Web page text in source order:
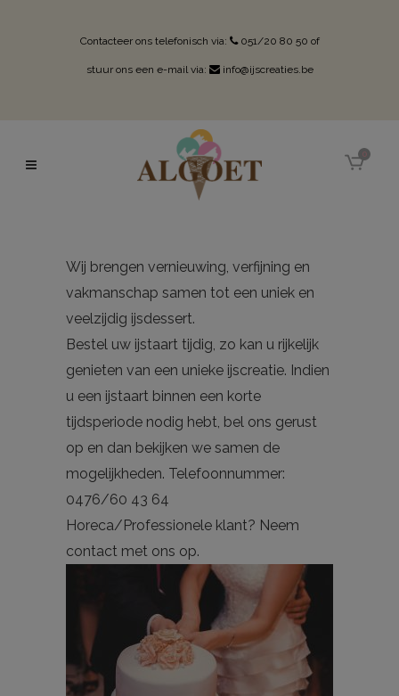
Contacteer ons telefonisch via: 051/20 80 50 of
stuur ons een e-mail via: info@ijscreaties.be
0
Wij brengen vernieuwing, verfijning en
vakmanschap samen tot een uniek en
veelzijdig ijsdessert.
Bestel uw ijstaart tijdig, zo kan u rijkelijk
genieten van een unieke ijscreatie. Indien
u een ijstaart binnen een korte
tijdsperiode nodig hebt, bel ons gerust
op en dan bekijken we samen de
mogelijkheden. Telefoonnummer:
0476/60 43 64
Horeca/Professionele klant? Neem
contact met ons op.